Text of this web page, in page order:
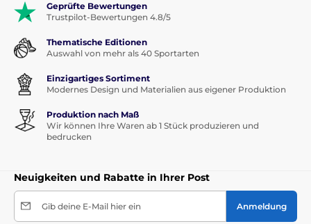
Geprüfte Bewertungen
Trustpilot-Bewertungen 4.8/5
Thematische Editionen
Auswahl von mehr als 40 Sportarten
Einzigartiges Sortiment
Modernes Design und Materialien aus eigener Produktion
Produktion nach Maß
Wir können Ihre Waren ab 1 Stück produzieren und
bedrucken
Neuigkeiten und Rabatte in Ihrer Post
Gib deine E-Mail hier ein Anmeldung